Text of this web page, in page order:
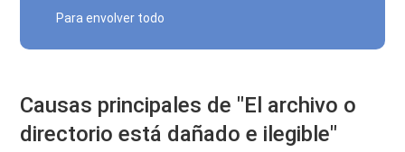
Para envolver todo
Causas principales de "El archivo o
directorio está dañado e ilegible"